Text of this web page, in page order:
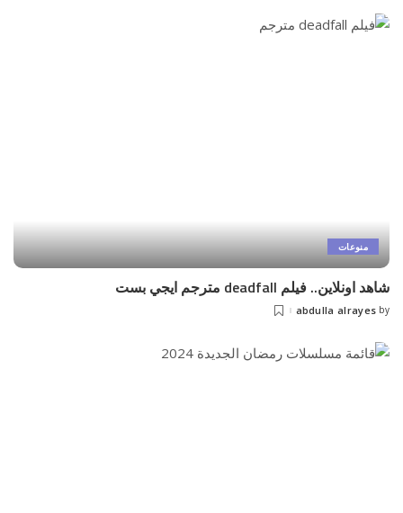
منوعات
شاهد اونلاين.. فيلم deadfall مترجم ايجي بست
Posted
by
abdulla alrayes